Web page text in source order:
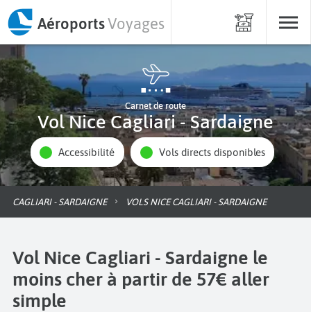
AéroportsVoyages
Carnet de route
Vol Nice Cagliari - Sardaigne
Accessibilité Vols directs disponibles
CAGLIARI - SARDAIGNE VOLS NICE CAGLIARI - SARDAIGNE
Vol Nice Cagliari - Sardaigne le
moins cher à partir de 57€ aller
simple